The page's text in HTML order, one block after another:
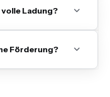
Ladung?
Förderung?